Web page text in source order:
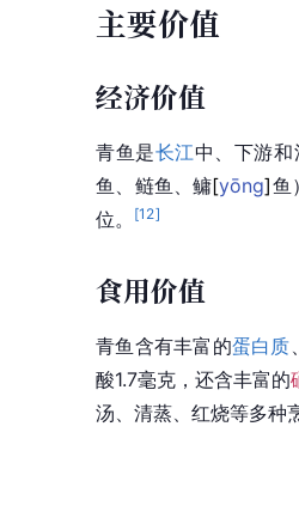
主要价值
经济价值
青鱼是长江中、下游
鱼
、鲢鱼、鳙[yōng]鱼
位。
[12]
食用价值
青鱼含有丰富的蛋白质
酸1.7毫克，还含丰富的
汤、清蒸、红烧等多种